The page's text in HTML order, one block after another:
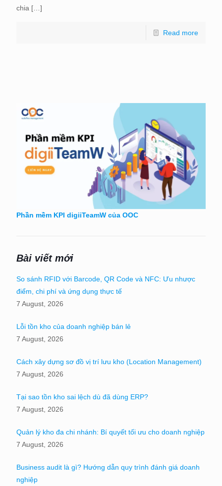
chia […]
Read more
Phần mềm KPI digiiTeamW của OOC
Bài viết mới
So sánh RFID với Barcode, QR Code và NFC: Ưu nhược
điểm, chi phí và ứng dụng thực tế
7 August, 2026
Lỗi tồn kho của doanh nghiệp bán lẻ
7 August, 2026
Cách xây dựng sơ đồ vị trí lưu kho (Location Management)
7 August, 2026
Tại sao tồn kho sai lệch dù đã dùng ERP?
7 August, 2026
Quản lý kho đa chi nhánh: Bí quyết tối ưu cho doanh nghiệp
7 August, 2026
Business audit là gì? Hướng dẫn quy trình đánh giá doanh
nghiệp